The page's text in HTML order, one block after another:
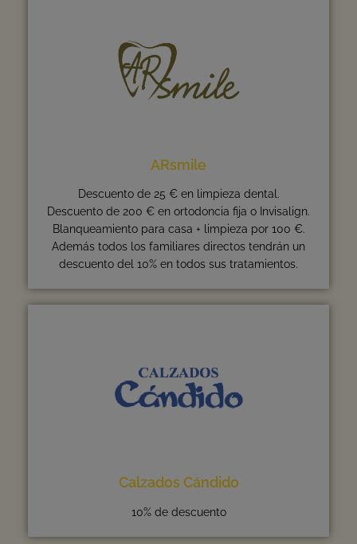
ARsmile
Descuento de 25 € en limpieza dental.
Descuento de 200 € en ortodoncia fija o Invisalign.
Blanqueamiento para casa + limpieza por 100 €.
Además todos los familiares directos tendrán un
descuento del 10% en todos sus tratamientos.
Calzados Cándido
10% de descuento